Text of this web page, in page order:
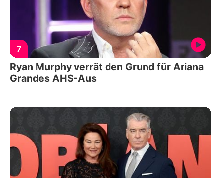
7
Ryan Murphy verrät den Grund für Ariana
Grandes AHS-Aus